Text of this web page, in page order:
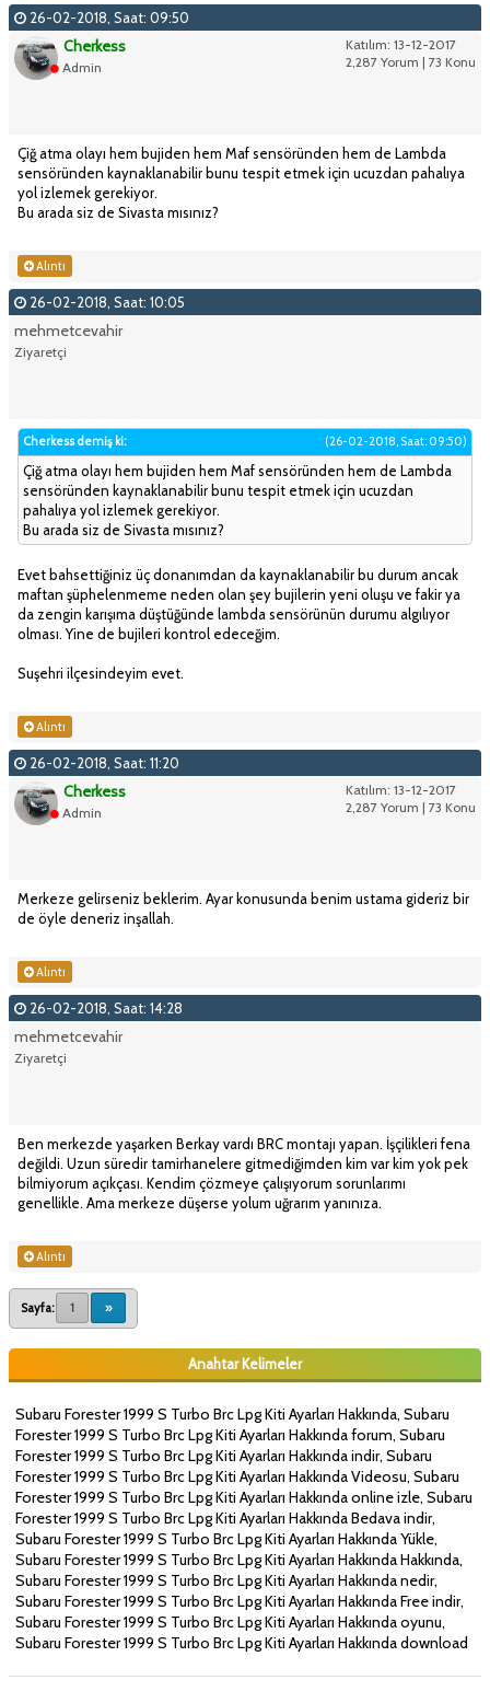
26-02-2018, Saat: 09:50
Katılım: 13-12-2017
2,287 Yorum | 73 Konu
Cherkess
Admin
Çiğ atma olayı hem bujiden hem Maf sensöründen hem de Lambda
sensöründen kaynaklanabilir bunu tespit etmek için ucuzdan pahalıya
yol izlemek gerekiyor.
Bu arada siz de Sivasta mısınız?
Alıntı
26-02-2018, Saat: 10:05
mehmetcevahir
Ziyaretçi
(26-02-2018, Saat: 09:50)
Cherkess demiş ki:
Çiğ atma olayı hem bujiden hem Maf sensöründen hem de Lambda
sensöründen kaynaklanabilir bunu tespit etmek için ucuzdan
pahalıya yol izlemek gerekiyor.
Bu arada siz de Sivasta mısınız?
Evet bahsettiğiniz üç donanımdan da kaynaklanabilir bu durum ancak
maftan şüphelenmeme neden olan şey bujilerin yeni oluşu ve fakir ya
da zengin karışıma düştüğünde lambda sensörünün durumu algılıyor
olması. Yine de bujileri kontrol edeceğim.
Suşehri ilçesindeyim evet.
Alıntı
26-02-2018, Saat: 11:20
Katılım: 13-12-2017
2,287 Yorum | 73 Konu
Cherkess
Admin
Merkeze gelirseniz beklerim. Ayar konusunda benim ustama gideriz bir
de öyle deneriz inşallah.
Alıntı
26-02-2018, Saat: 14:28
mehmetcevahir
Ziyaretçi
Ben merkezde yaşarken Berkay vardı BRC montajı yapan. İşçilikleri fena
değildi. Uzun süredir tamirhanelere gitmediğimden kim var kim yok pek
bilmiyorum açıkçası. Kendim çözmeye çalışıyorum sorunlarımı
genellikle. Ama merkeze düşerse yolum uğrarım yanınıza.
Alıntı
Sayfa: 1 »
Anahtar Kelimeler
Subaru Forester 1999 S Turbo Brc Lpg Kiti Ayarları Hakkında, Subaru
Forester 1999 S Turbo Brc Lpg Kiti Ayarları Hakkında forum, Subaru
Forester 1999 S Turbo Brc Lpg Kiti Ayarları Hakkında indir, Subaru
Forester 1999 S Turbo Brc Lpg Kiti Ayarları Hakkında Videosu, Subaru
Forester 1999 S Turbo Brc Lpg Kiti Ayarları Hakkında online izle, Subaru
Forester 1999 S Turbo Brc Lpg Kiti Ayarları Hakkında Bedava indir,
Subaru Forester 1999 S Turbo Brc Lpg Kiti Ayarları Hakkında Yükle,
Subaru Forester 1999 S Turbo Brc Lpg Kiti Ayarları Hakkında Hakkında,
Subaru Forester 1999 S Turbo Brc Lpg Kiti Ayarları Hakkında nedir,
Subaru Forester 1999 S Turbo Brc Lpg Kiti Ayarları Hakkında Free indir,
Subaru Forester 1999 S Turbo Brc Lpg Kiti Ayarları Hakkında oyunu,
Subaru Forester 1999 S Turbo Brc Lpg Kiti Ayarları Hakkında download